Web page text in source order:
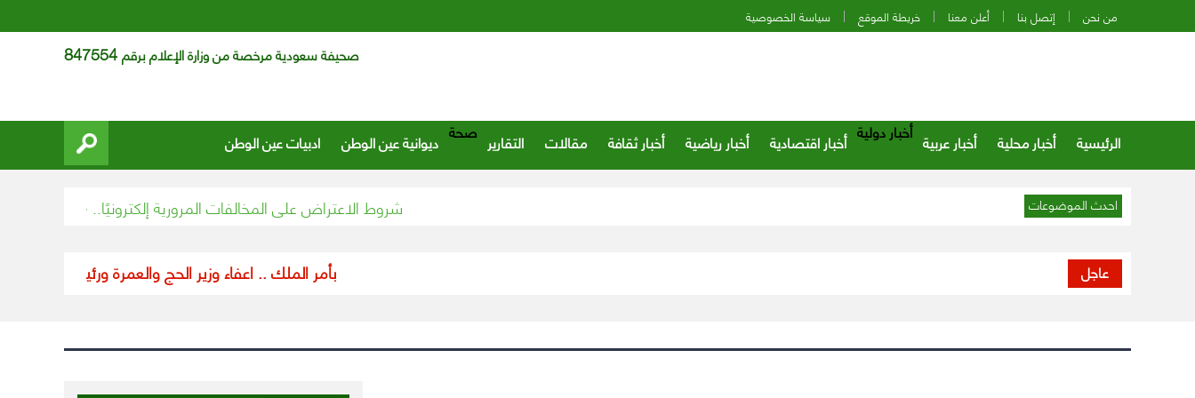
من نحن إتصل بنا أعلن معنا خريطة الموقع سياسة الخصوصية
صحيفة سعودية مرخصة من وزارة الإعلام برقم847554
الرئيسية أخبار محلية أخبار عربية أخبار دولية أخبار اقتصادية أخبار رياضية أخبار ثقافة مقالات التقارير صحة ديوانية عين الوطن ادبيات عين الوطن
احدث الموضوعات شروط الاعتراض على المخالفات المرورية إلكترونيًا.. «المرور» يجدد
عاجل بأمر الملك .. اعفاء وزير الحج والعمرة ورئيس هيئة الطيران